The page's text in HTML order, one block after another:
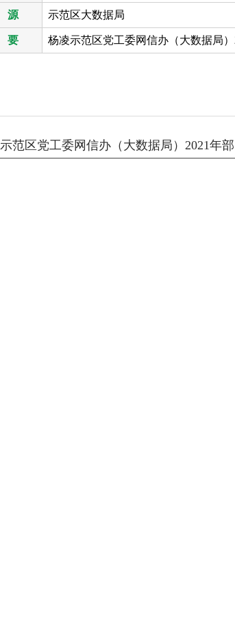
示范区大数据局
杨凌示范区党工委网信办（大数据局
范区党工委网信办（大数据局）2021年